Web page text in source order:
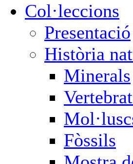
Col·leccions
Presentació
Història
Minerals
Fòssils